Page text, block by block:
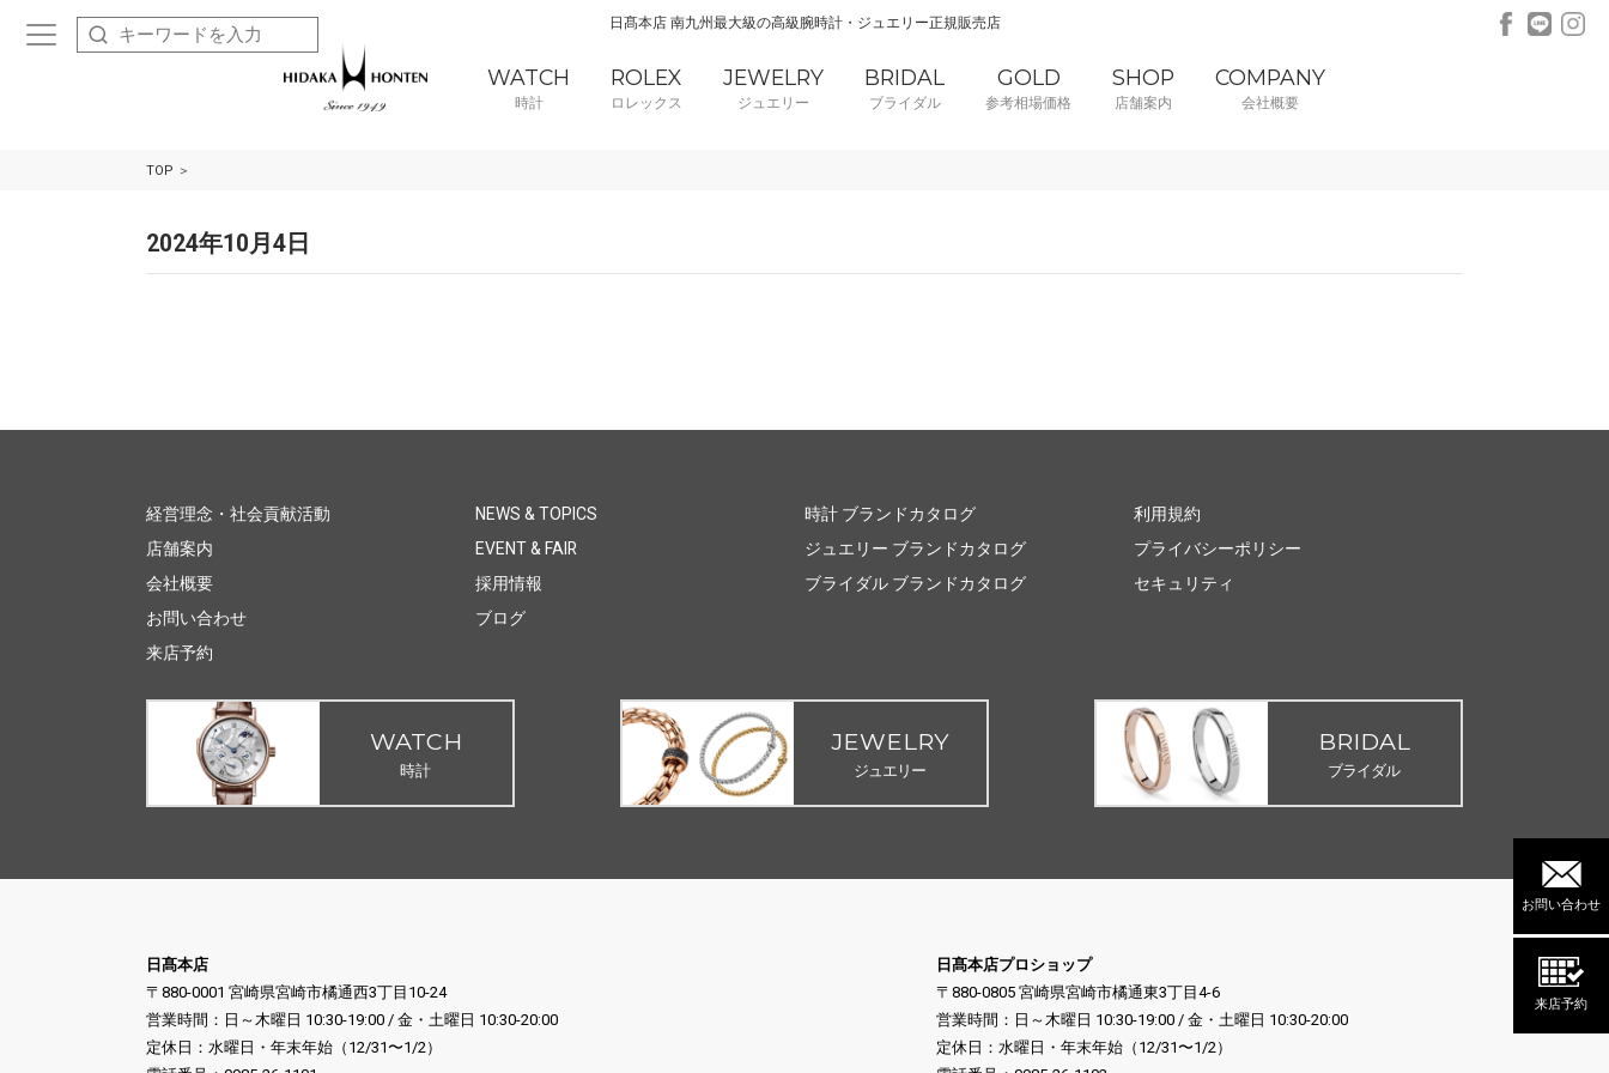
日髙本店 南九州最大級の高級腕時計・ジュエリー正規販売店
WATCH
時計
ROLEX
ロレックス
JEWELRY
ジュエリー
BRIDAL
ブライダル
GOLD
参考相場価格
SHOP
店舗案内
COMPANY
会社概要
お問い合わせ
来店予約
TOP
2024年10月4日
経営理念・社会貢献活動
店舗案内
会社概要
お問い合わせ
来店予約
NEWS & TOPICS
EVENT & FAIR
採用情報
ブログ
時計 ブランドカタログ
ジュエリー ブランドカタログ
ブライダル ブランドカタログ
利用規約
プライバシーポリシー
セキュリティ
WATCH
時計
JEWELRY
ジュエリー
BRIDAL
ブライダル
日髙本店
〒880-0001 宮崎県宮崎市橘通西3丁目10-24
営業時間：日～木曜日 10:30-19:00 / 金・土曜日 10:30-20:00
定休日：水曜日・年末年始（12/31〜1/2）
日髙本店プロショップ
〒880-0805 宮崎県宮崎市橘通東3丁目4-6
営業時間：日～木曜日 10:30-19:00 / 金・土曜日 10:30-20:00
定休日：水曜日・年末年始（12/31〜1/2）